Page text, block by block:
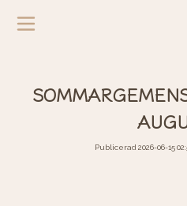
Publicerad 2026-06-15